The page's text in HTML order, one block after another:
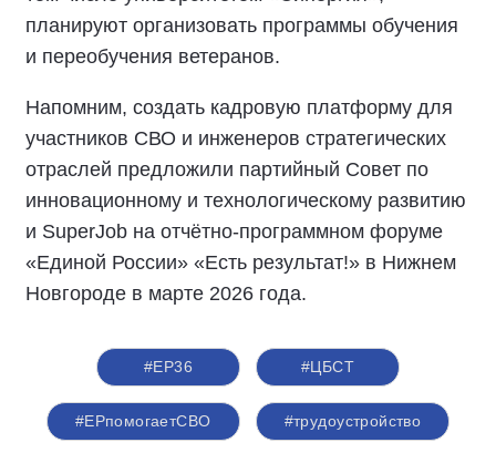
планируют организовать программы обучения
и переобучения ветеранов.
Напомним, создать кадровую платформу для
участников СВО и инженеров стратегических
отраслей предложили партийный Совет по
инновационному и технологическому развитию
и SuperJob на отчётно-программном форуме
«Единой России» «Есть результат!» в Нижнем
Новгороде в марте 2026 года.
#ЕР36 #ЦБСТ
#ЕРпомогаетСВО #трудоустройство